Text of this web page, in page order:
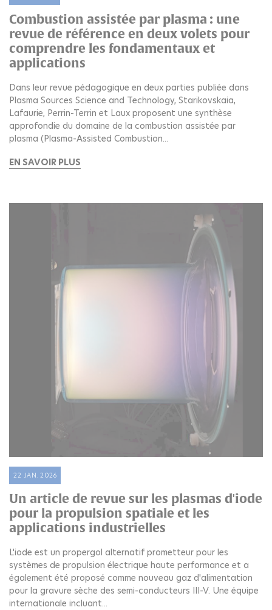
Combustion assistée par plasma : une
revue de référence en deux volets pour
comprendre les fondamentaux et
applications
Dans leur revue pédagogique en deux parties publiée dans
Plasma Sources Science and Technology, Starikovskaia,
Lafaurie, Perrin-Terrin et Laux proposent une synthèse
approfondie du domaine de la combustion assistée par
plasma (Plasma-Assisted Combustion...
EN SAVOIR PLUS
22 JAN. 2026
Un article de revue sur les plasmas d'iode
pour la propulsion spatiale et les
applications industrielles
L'iode est un propergol alternatif prometteur pour les
systèmes de propulsion électrique haute performance et a
également été proposé comme nouveau gaz d'alimentation
pour la gravure sèche des semi-conducteurs III-V. Une équipe
internationale incluant...